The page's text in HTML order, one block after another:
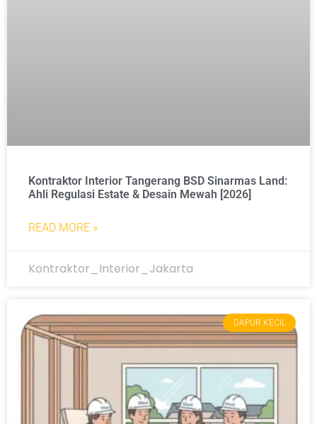
Kontraktor Interior Tangerang BSD Sinarmas Land:
Ahli Regulasi Estate & Desain Mewah [2026]
READ MORE »
Kontraktor_Interior_Jakarta
DAPUR KECIL